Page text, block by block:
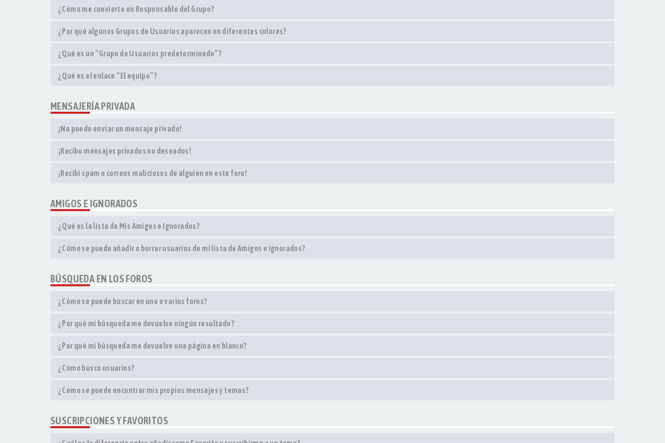
¿Cómo me convierto en Responsable del Grupo?
¿Por qué algunos Grupos de Usuarios aparecen en diferentes colores?
¿Qué es un “Grupo de Usuarios predeterminado”?
¿Qué es el enlace “El equipo”?
MENSAJERÍA PRIVADA
¡No puedo enviar un mensaje privado!
¡Recibo mensajes privados no deseados!
¡Recibí spam o correos maliciosos de alguien en este foro!
AMIGOS E IGNORADOS
¿Qué es la lista de Mis Amigos e Ignorados?
¿Cómo se puede añadir o borrar usuarios de mi lista de Amigos e Ignorados?
BÚSQUEDA EN LOS FOROS
¿Cómo se puede buscar en uno o varios foros?
¿Por qué mi búsqueda me devuelve ningún resultado?
¿Por qué mi búsqueda me devuelve una página en blanco?
¿Cómo busco usuarios?
¿Como se puede encontrar mis propios mensajes y temas?
SUSCRIPCIONES Y FAVORITOS